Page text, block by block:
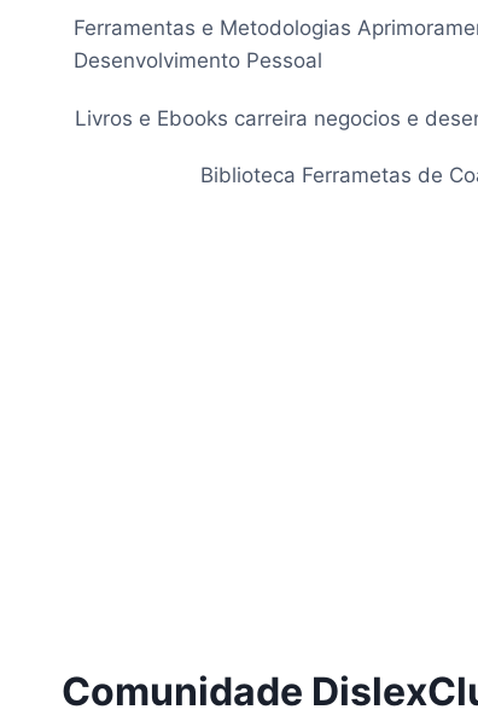
Conteúdo
Ferramentas e Metodologias
Desenvolvimento Pessoal
Livros e Ebooks carreira negocios e
Biblioteca Ferrametas de
Comunidade